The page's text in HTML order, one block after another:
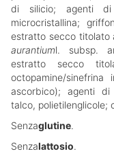
di silicio; agenti
microcristallina;
estratto secco titolato
aurantiuml. subsp.
estratto secco
octopamine/
ascorbico); agenti di
talco, polietilenglicole;
Senzaglutine.
Senzalattosio.